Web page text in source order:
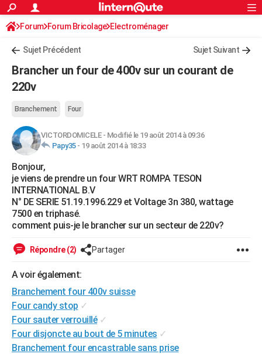
ACTUALITÉS
Politique
Société
Faits Divers
Education
Monde
Villes
+
Programme TV
TNTStreaming
Cinéma
Sorties cinéma
Musique
+FINANCE
Retraite
Impôts
Epargne
Immobilier
Risques naturels par ville
Banque
Assurance
Crédit
AUTO
Essais
Réserver un essai
Citadines
Berlines
SUV
Forum auto
HIGH-TECH
Mobiles
Meilleur smartphone
Internet
Ordinateurs
Jeux vidéo
Guide high-tech
BRICOLAGE
Forum
Aménagement intérieur
Extérieur
Cuisine
Salle de bains
Jardinage
Rangement
WEEK-END
Guides de France
Escapades
Patrimoine
Expositions
Musées
Week-end nature
LIFESTYLE
Art de vivre
Bien-être
Loisirs
Mode
Modes de vie
SANTE
Alimentation
Guide de la santé
Maladies
Médicaments
Sommeil
VOYAGE
Destinations
City break
Voyage nature
Voyage de noces
Forum
Climat
+PHOTO
GUIDES D'ACHAT
BONS PLANS
CARTE DE VOEUX
S'inscrire
Connexion
Forum Forum Bricolage Electroménager
Sujet Précédent Sujet Suivant
Brancher un four de 400v sur un courant de
220v
Branchement Four
VICTORDOMICELE- Modifié le 19 août 2014 à 09:36
Papy35- 19 août 2014 à 18:33
Bonjour,
je viens de prendre un four WRT ROMPA TESON
INTERNATIONAL B.V
N° DE SERIE 51.19.1996.229 et Voltage 3n 380, wattage
7500 en triphasé.
comment puis-je le brancher sur un secteur de 220v?
Répondre (2) Partager
A voir également:
Branchement four 400v suisse
Four candy stop ✓
Four sauter verrouillé ✓
Four disjoncte au bout de 5 minutes ✓
Branchement four encastrable sans prise